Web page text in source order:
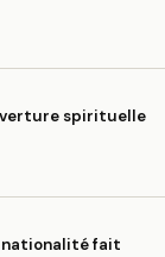
spirituelle
nationalité fait